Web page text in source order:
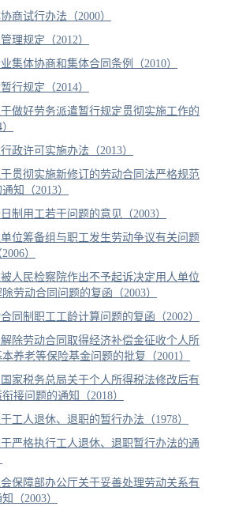
商试行办法（2000）
理规定（2012）
集体协商和集体合同条例（2010）
行规定（2014）
做好劳务派遣暂行规定贯彻实施工作的
政许可实施办法（2013）
贯彻实施新修订的劳动合同法严格规范
知（2013）
制用工若干问题的意见（2003）
位筹备组与职工发生劳动争议有关问题
）
人民检察院作出不予起诉决定用人单位
劳动合同问题的复函（2003）
同制职工工龄计算问题的复函（2002）
除劳动合同取得经济补偿金征收个人所
养老等保险基金问题的批复（2001）
家税务总局关于个人所得税法修改后有
接问题的通知（2018）
工人退休、退职的暂行办法（1978）
严格执行工人退休、退职暂行办法的通
保障部办公厅关于妥善处理劳动关系有
（2003）